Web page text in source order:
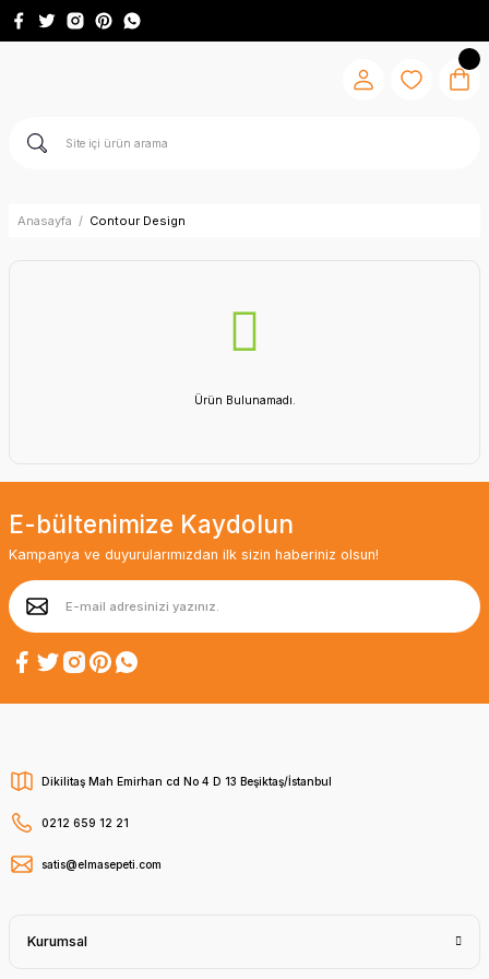
Anasayfa Contour Design
Ürün Bulunamadı.
E-bültenimize Kaydolun
Kampanya ve duyurularımızdan ilk sizin haberiniz olsun!
Dikilitaş Mah Emirhan cd No 4 D 13 Beşiktaş/İstanbul
0212 659 12 21
satis@elmasepeti.com
Kurumsal